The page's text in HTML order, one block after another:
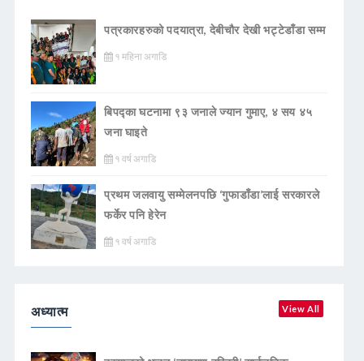
पत्रकारहरुको पदयात्रा, देबीचौर देखी भट्टेडाँडा सम्म
१ महिना अगाडि
बिपद्का घटनामा ९३ जनाले ज्यान गुमाए, ४ सय ४५
जना घाइते
१ वर्ष अगाडि
प्रथम जलवायु सम्मेलनपछि ‘गुफाडाँडा’लाई सरकारले
फर्केर पनि हेरेन
१ वर्ष अगाडि
अध्यात्म View All